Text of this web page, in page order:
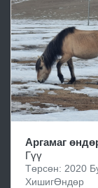
Аргамаг
Гүү
Төрсөн: 2020
ХишигӨндөр